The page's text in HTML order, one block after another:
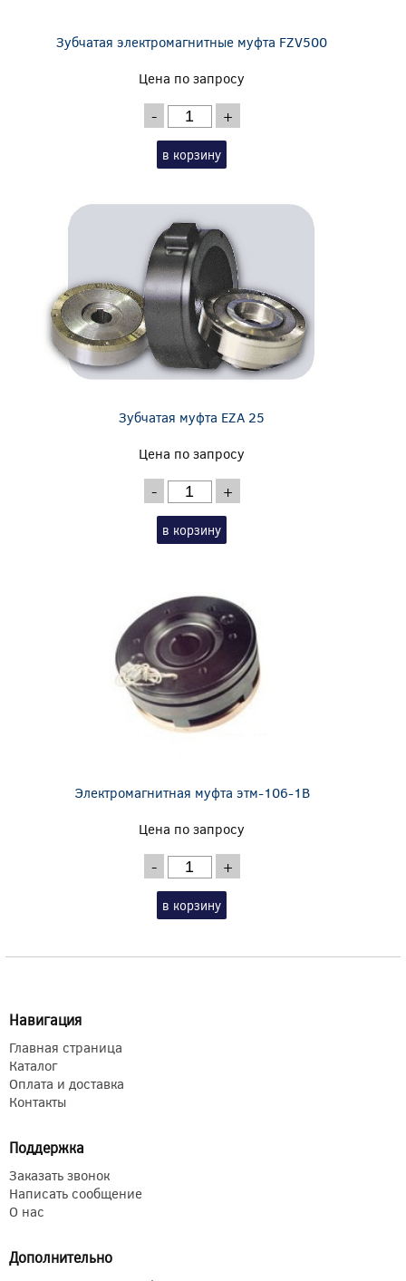
Зубчатая электромагнитные муфта FZV500
Цена по запросу
- +
в корзину
Зубчатая муфта EZA 25
Цена по запросу
- +
в корзину
Электромагнитная муфта этм-106-1В
Цена по запросу
- +
в корзину
Навигация
Главная страница
Каталог
Оплата и доставка
Контакты
Поддержка
Заказать звонок
Написать сообщение
О нас
Дополнительно